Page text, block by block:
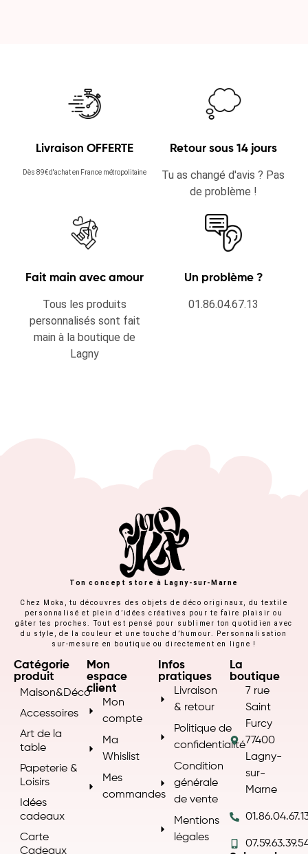
Livraison OFFERTE
Dès 89€ d'achat en France métropolitaine
Retour sous 14 jours
Tu as changé d'avis ? Pas
de problème !
Fait main avec amour
Tous les produits
personnalisés sont fait
main à la boutique de
Lagny
Un problème ?
01.86.04.67.13
Ton concept store à Lagny-sur-Marne
Chez Moka, tu découvres des objets de déco originaux, du textile
personnalisé et plein d’idées créatives pour te faire plaisir ou
gâter tes proches. Tout est pensé pour sublimer ton quotidien avec
du style, de la couleur et une touche d’humour. Personnalisation
sur-mesure en boutique ou directement en ligne !
Catégorie
produit
Maison&Déco
Accessoires
Art de la
table
Papeterie &
Loisirs
Idées
cadeaux
Carte
Cadeaux
Mon
espace
client
Mon
compte
Ma
Whislist
Mes
commandes
Infos
pratiques
Livraison
& retour
Politique de
confidentialité
Condition
générale
de vente
Mentions
légales
La
boutique
7 rue
Saint
Furcy
77400
Lagny-
sur-
Marne